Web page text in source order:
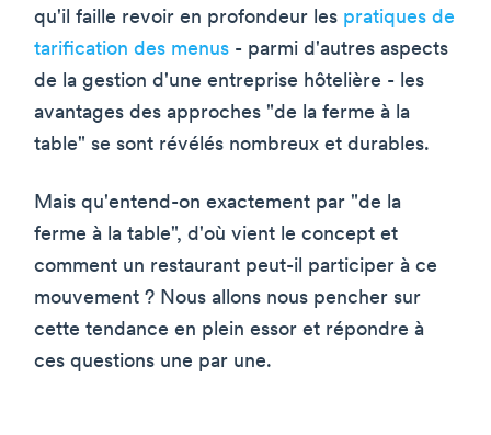
qu'il faille revoir en profondeur les pratiques de
tarification des menus - parmi d'autres aspects
de la gestion d'une entreprise hôtelière - les
avantages des approches "de la ferme à la
table" se sont révélés nombreux et durables.
Mais qu'entend-on exactement par "de la
ferme à la table", d'où vient le concept et
comment un restaurant peut-il participer à ce
mouvement ? Nous allons nous pencher sur
cette tendance en plein essor et répondre à
ces questions une par une.